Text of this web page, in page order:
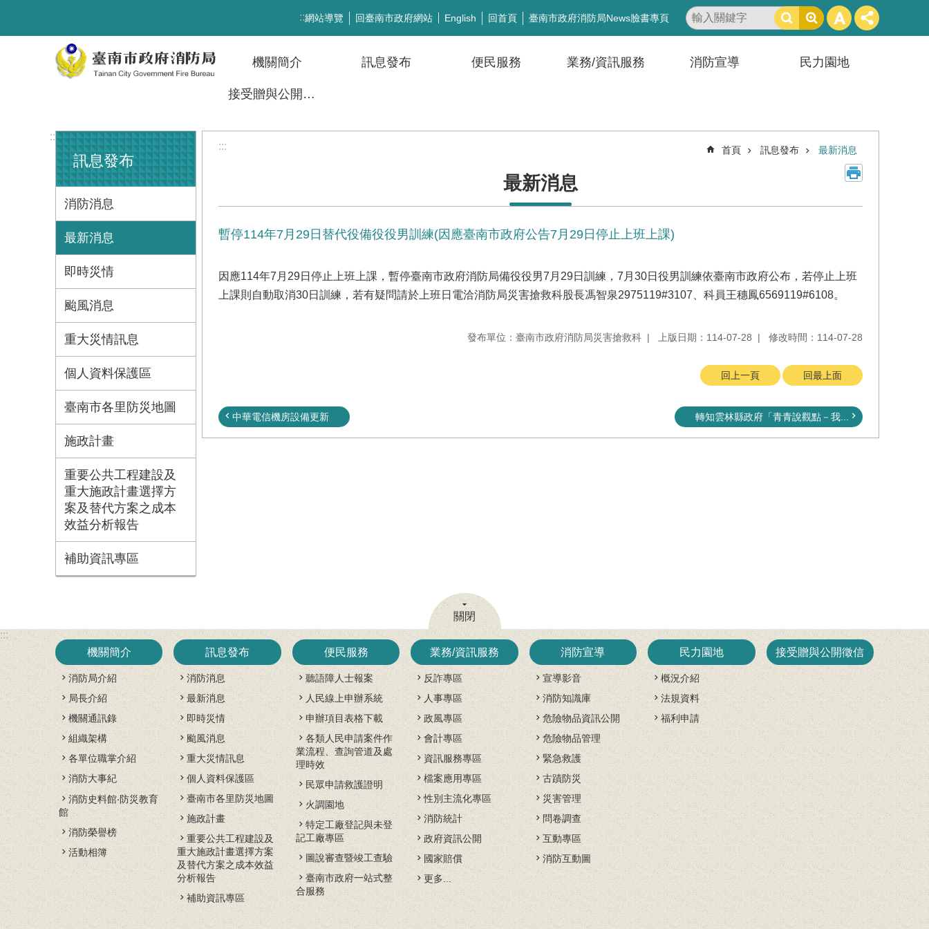
:::網站導覽 回臺南市政府網站 English 回首頁 臺南市政府消防局News臉書專頁
搜
尋
機關簡介 訊息發布 便民服務 業務/資訊服務 消防宣導 民力園地
接受贈與公開徵信
:::
訊息發布
消防消息
最新消息
即時災情
颱風消息
重大災情訊息
個人資料保護區
臺南市各里防災地圖
施政計畫
重要公共工程建設及
重大施政計畫選擇方
案及替代方案之成本
效益分析報告
補助資訊專區
::: 首頁 訊息發布 最新消息
最新消息
暫停114年7月29日替代役備役役男訓練(因應臺南市政府公告7月29日停止上班上課)
因應114年7月29日停止上班上課，暫停臺南市政府消防局備役役男7月29日訓練，7月30日役男訓練依臺南市政府公布，若停止上班
上課則自動取消30日訓練，若有疑問請於上班日電洽消防局災害搶救科股長馮智泉2975119#3107、科員王穗鳳6569119#6108。
發布單位：臺南市政府消防局災害搶救科 上版日期：114-07-28 修改時間：114-07-28
回上一頁 回最上面
中華電信機房設備更新 轉知雲林縣政府「青青說觀點－我...
關閉
:::
機關簡介
消防局介紹
局長介紹
機關通訊錄
組織架構
各單位職掌介紹
消防大事紀
消防史料館‧防災教育
館
消防榮譽榜
活動相簿
訊息發布
消防消息
最新消息
即時災情
颱風消息
重大災情訊息
個人資料保護區
臺南市各里防災地圖
施政計畫
重要公共工程建設及
重大施政計畫選擇方案
及替代方案之成本效益
分析報告
補助資訊專區
便民服務
聽語障人士報案
人民線上申辦系統
申辦項目表格下載
各類人民申請案件作
業流程、查詢管道及處
理時效
民眾申請救護證明
火調園地
特定工廠登記與未登
記工廠專區
圖說審查暨竣工查驗
臺南市政府一站式整
合服務
業務/資訊服務
反詐專區
人事專區
政風專區
會計專區
資訊服務專區
檔案應用專區
性別主流化專區
消防統計
政府資訊公開
國家賠償
更多...
消防宣導
宣導影音
消防知識庫
危險物品資訊公開
危險物品管理
緊急救護
古蹟防災
災害管理
問卷調查
互動專區
消防互動圖
民力園地
概況介紹
法規資料
福利申請
接受贈與公開徵信